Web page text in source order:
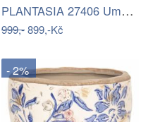
PLANTASIA 27406 Umělý strom rostlina -…
999,-899,-Kč
- 2%